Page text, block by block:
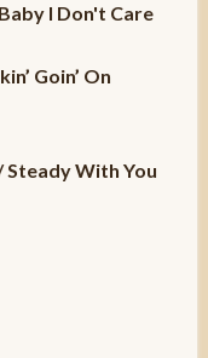
I Don't Care
Goin’ On
Steady With You